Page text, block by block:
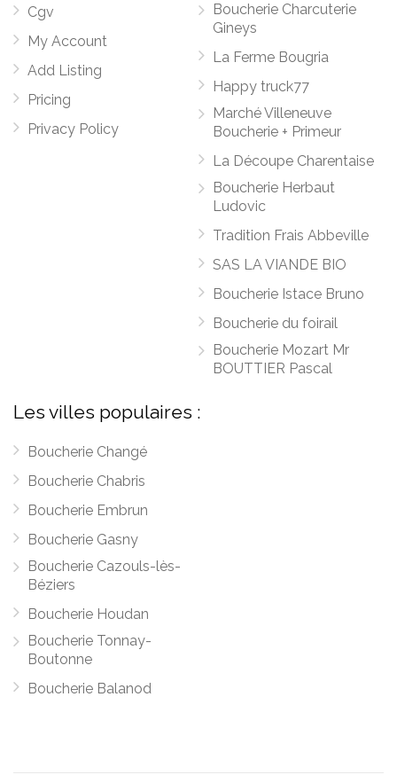
Cgv
My Account
Add Listing
Pricing
Privacy Policy
Boucherie Charcuterie
Gineys
La Ferme Bougria
Happy truck77
Marché Villeneuve
Boucherie + Primeur
La Découpe Charentaise
Boucherie Herbaut
Ludovic
Tradition Frais Abbeville
SAS LA VIANDE BIO
Boucherie Istace Bruno
Boucherie du foirail
Boucherie Mozart Mr
BOUTTIER Pascal
Les villes populaires :
Boucherie Changé
Boucherie Chabris
Boucherie Embrun
Boucherie Gasny
Boucherie Cazouls-lès-
Béziers
Boucherie Houdan
Boucherie Tonnay-
Boutonne
Boucherie Balanod